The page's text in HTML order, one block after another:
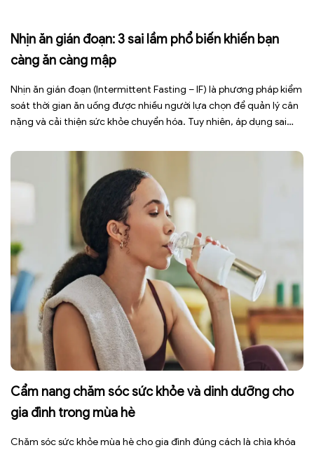
Nhịn ăn gián đoạn: 3 sai lầm phổ biến khiến bạn
càng ăn càng mập
Nhịn ăn gián đoạn (Intermittent Fasting – IF) là phương pháp kiểm
soát thời gian ăn uống được nhiều người lựa chọn để quản lý cân
nặng và cải thiện sức khỏe chuyển hóa. Tuy nhiên, áp dụng sai
sức, mất cơ […]
Cẩm nang chăm sóc sức khỏe và dinh dưỡng cho
gia đình trong mùa hè
Chăm sóc sức khỏe mùa hè cho gia đình đúng cách là chìa khóa